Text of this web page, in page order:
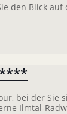
den Blick
bei der
Ilmtal-